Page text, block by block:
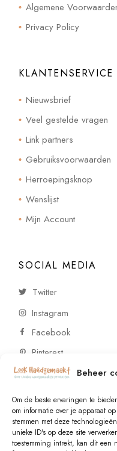
Beheer
Om de beste ervaringen te
om informatie over je apparaat
stemmen met deze
unieke ID's op deze site
toestemming intrekt, kan dit
Algemene
Privacy Policy
KLANTENSERVICE
Nieuwsbrief
Veel gestelde vragen
Link partners
Gebruiksvoorwaarden
Herroepingsknop
Wenslijst
Mijn Account
SOCIAL MEDIA
Twitter
Instagram
Facebook
Pinterest
CONTACT
Vragen of wensen?
+31 (0)6 229 021